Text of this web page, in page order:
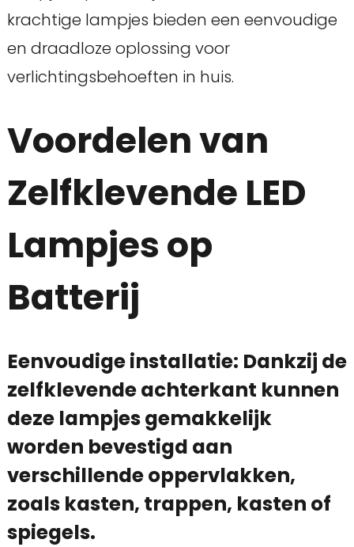
krachtige lampjes bieden een eenvoudige
en draadloze oplossing voor
verlichtingsbehoeften in huis.
Voordelen van
Zelfklevende LED
Lampjes op
Batterij
Eenvoudige installatie: Dankzij de
zelfklevende achterkant kunnen
deze lampjes gemakkelijk
worden bevestigd aan
verschillende oppervlakken,
zoals kasten, trappen, kasten of
spiegels.